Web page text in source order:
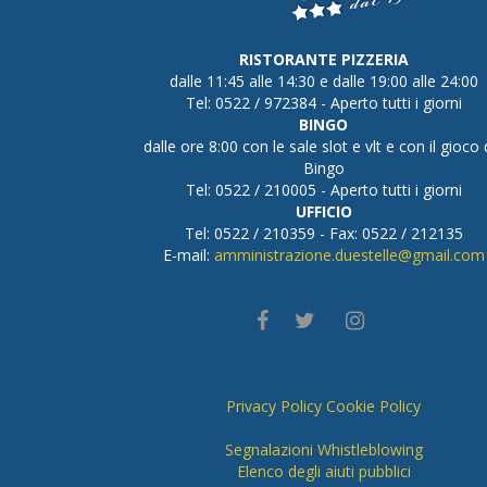
RISTORANTE PIZZERIA
dalle 11:45 alle 14:30 e dalle 19:00 alle 24:00
Tel: 0522 / 972384 - Aperto tutti i giorni
BINGO
dalle ore 8:00 con le sale slot e vlt e con il gioco
Bingo
Tel: 0522 / 210005 - Aperto tutti i giorni
UFFICIO
Tel: 0522 / 210359 - Fax: 0522 / 212135
E-mail: amministrazione.duestelle@gmail.com
Privacy Policy Cookie Policy
Segnalazioni Whistleblowing
Elenco degli aiuti pubblici